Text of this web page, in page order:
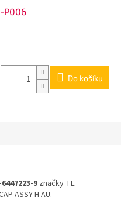
P006
Do košíku
9značky TE
ASSY H AU.